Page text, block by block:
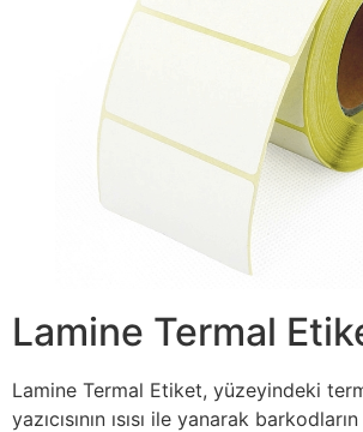
Lamine Termal
Lamine Termal Etiket, yüzeyindeki
yazıcısının ısısı ile yanarak